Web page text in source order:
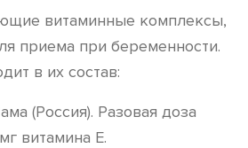
витаминные комплексы,
приема при беременности.
в их состав:
(Россия). Разовая доза
витамина Е.